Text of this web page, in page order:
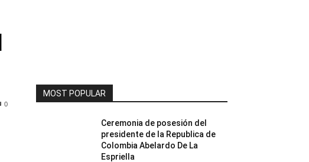
0
MOST POPULAR
Ceremonia de posesión del
presidente de la Republica de
Colombia Abelardo De La
Espriella